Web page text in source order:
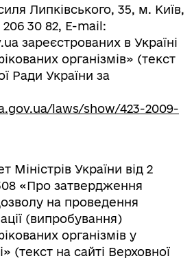
Липківського, 35, м. Київ,
30 82, E-mail:
зареєстрованих в Україні
організмів» (текст
Ради України за
laws/show/423-2009-
Міністрів України від 2
«Про затвердження
на проведення
(випробування)
організмів у
(текст на сайті Верховної